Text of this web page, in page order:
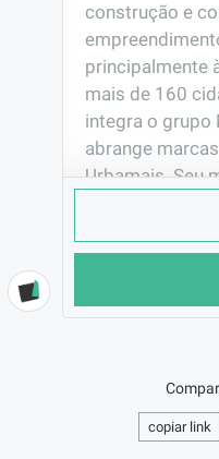
construção e
principalmente
mais de 160
integra o grupo
abrange
Urbamais. Seu
em
qualidade e
São Gonçalo/RJ
CONTRATO
CLT (Efetivo)
copiar link